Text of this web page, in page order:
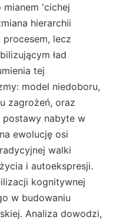
mianem 'cichej
hierarchii
lecz
ład
tej
model niedoboru,
zagrożeń, oraz
postawy nabyte w
ewolucję osi
walki
i autoekspresji.
kognitywnej
w budowaniu
Analiza dowodzi,